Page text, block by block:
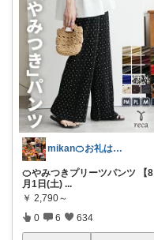
mikan🍊お礼はプロフ🍊
🍊やみつきプリーツパンツ 【8
月1日(土) ...
￥ 2,790～
0 6 634